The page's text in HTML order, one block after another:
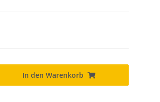
In den Warenkorb